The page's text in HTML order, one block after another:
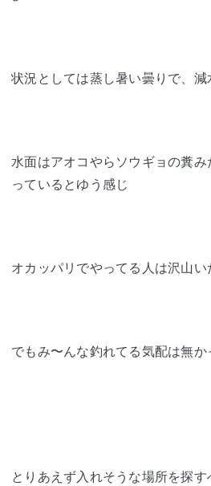
状況としては蒸し暑い曇りで、減
水面はアオコやらソウギョの糞
っているとゆう感じ
オカッパリでやってる人は沢山い
でもみ〜んな釣れてる気配は無
とりあえず入れそうな場所を探